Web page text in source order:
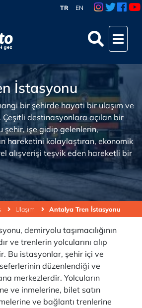
TR EN
Ulaşım Antalya Tren İstasyonu
İstasyonu
bir şehirde hayati bir ulaşım ve
Çeşitli destinasyonlara açılan bir
şehir, işe gidip gelenlerin,
hareketini kolaylaştıran, ekonomik
alışverişi teşvik eden hareketli bir
demiryolu taşımacılığının
ve trenlerin yolcularını alıp
Bu istasyonlar, şehir içi ve
düzenlendiği ve
merkezlerdir. Yolcuların
ve inmelerine, bilet satın
ve bağlantı trenlerine